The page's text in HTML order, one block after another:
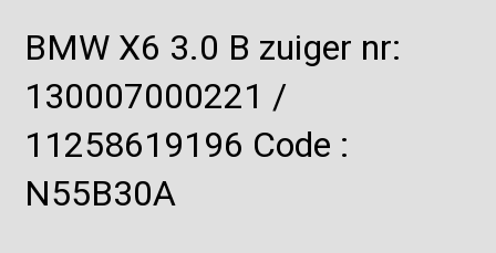
BMW X6 3.0 B zuiger nr:
130007000221 /
11258619196 Code :
N55B30A